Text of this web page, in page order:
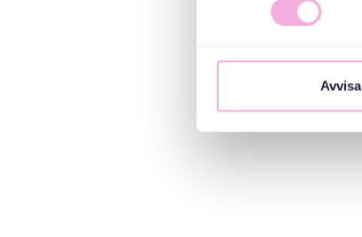
Avvisa